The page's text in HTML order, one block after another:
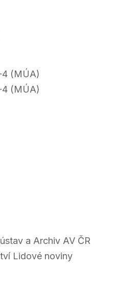
(MÚA)
(MÚA)
a Archiv AV ČR
Lidové noviny